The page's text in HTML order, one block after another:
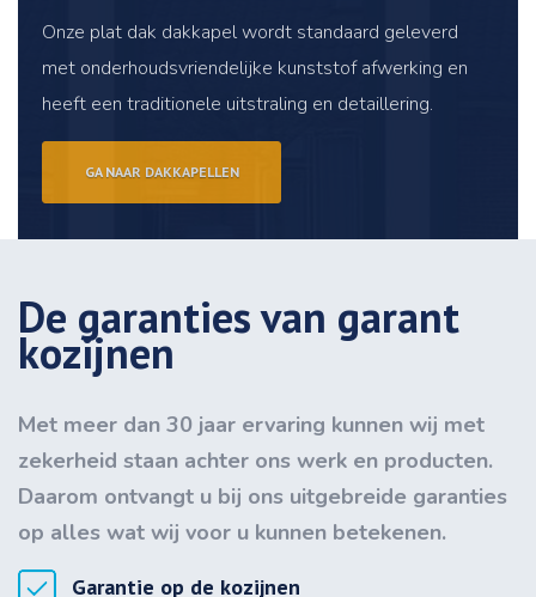
Onze plat dak dakkapel wordt standaard geleverd
met onderhoudsvriendelijke kunststof afwerking en
heeft een traditionele uitstraling en detaillering.
GA NAAR DAKKAPELLEN
De garanties van garant
kozijnen
Met meer dan 30 jaar ervaring kunnen wij met
zekerheid staan achter ons werk en producten.
Daarom ontvangt u bij ons uitgebreide garanties
op alles wat wij voor u kunnen betekenen.
Garantie op de kozijnen